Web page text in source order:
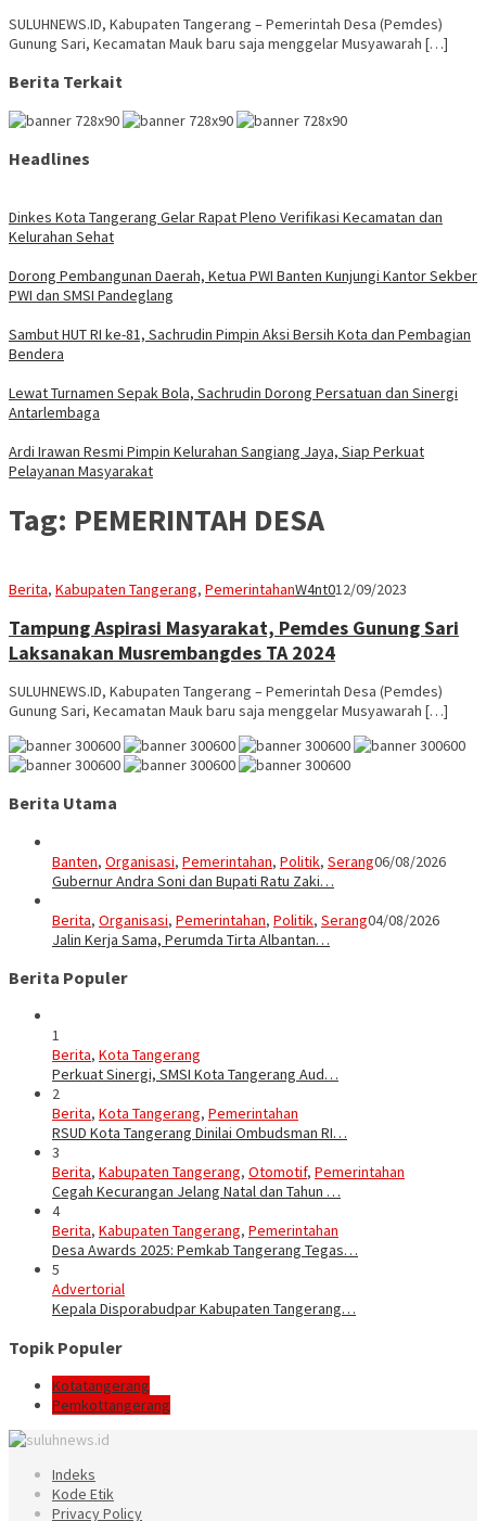
SULUHNEWS.ID, Kabupaten Tangerang – Pemerintah Desa (Pemdes)
Gunung Sari, Kecamatan Mauk baru saja menggelar Musyawarah […]
Berita Terkait
Headlines
Dinkes Kota Tangerang Gelar Rapat Pleno Verifikasi Kecamatan dan
Kelurahan Sehat
Dorong Pembangunan Daerah, Ketua PWI Banten Kunjungi Kantor Sekber
PWI dan SMSI Pandeglang
Sambut HUT RI ke-81, Sachrudin Pimpin Aksi Bersih Kota dan Pembagian
Bendera
Lewat Turnamen Sepak Bola, Sachrudin Dorong Persatuan dan Sinergi
Antarlembaga
Ardi Irawan Resmi Pimpin Kelurahan Sangiang Jaya, Siap Perkuat
Pelayanan Masyarakat
Tag: PEMERINTAH DESA
Berita, Kabupaten Tangerang, PemerintahanW4nt012/09/2023
Tampung Aspirasi Masyarakat, Pemdes Gunung Sari
Laksanakan Musrembangdes TA 2024
SULUHNEWS.ID, Kabupaten Tangerang – Pemerintah Desa (Pemdes)
Gunung Sari, Kecamatan Mauk baru saja menggelar Musyawarah […]
Berita Utama
Banten, Organisasi, Pemerintahan, Politik, Serang06/08/2026
Gubernur Andra Soni dan Bupati Ratu Zaki…
Berita, Organisasi, Pemerintahan, Politik, Serang04/08/2026
Jalin Kerja Sama, Perumda Tirta Albantan…
Berita Populer
1
Berita, Kota Tangerang
Perkuat Sinergi, SMSI Kota Tangerang Aud…
2
Berita, Kota Tangerang, Pemerintahan
RSUD Kota Tangerang Dinilai Ombudsman RI…
3
Berita, Kabupaten Tangerang, Otomotif, Pemerintahan
Cegah Kecurangan Jelang Natal dan Tahun …
4
Berita, Kabupaten Tangerang, Pemerintahan
Desa Awards 2025: Pemkab Tangerang Tegas…
5
Advertorial
Kepala Disporabudpar Kabupaten Tangerang…
Topik Populer
Kotatangerang
Pemkottangerang
Indeks
Kode Etik
Privacy Policy